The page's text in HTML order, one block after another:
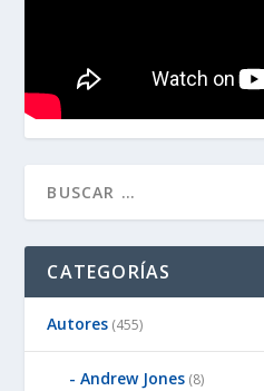
CATEGORÍAS
Autores (455)
Andrew Jones (8)